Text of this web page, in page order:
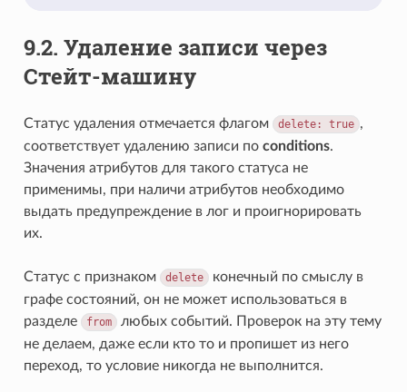
9.2. Удаление записи через
Стейт-машину
Статус удаления отмечается флагом delete: true ,
соответствует удалению записи по conditions.
Значения атрибутов для такого статуса не
применимы, при наличи атрибутов необходимо
выдать предупреждение в лог и проигнорировать
их.
Статус с признаком delete конечный по смыслу в
графе состояний, он не может использоваться в
разделе
from любых событий. Проверок на эту тему
не делаем, даже если кто то и пропишет из него
переход, то условие никогда не выполнится.